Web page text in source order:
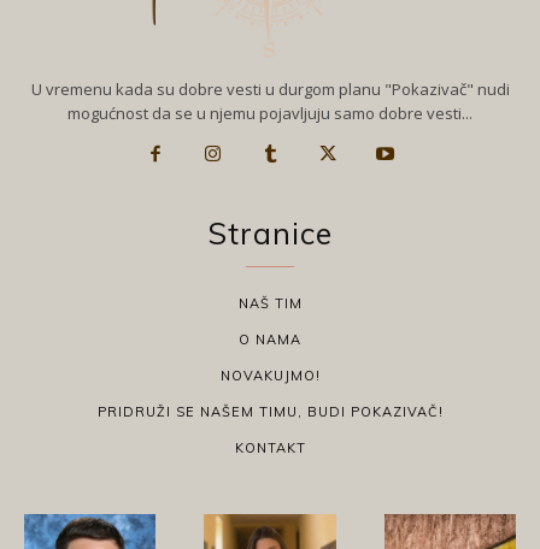
U vremenu kada su dobre vesti u durgom planu "Pokazivač" nudi
mogućnost da se u njemu pojavljuju samo dobre vesti...
Stranice
NAŠ TIM
O NAMA
NOVAKUJMO!
PRIDRUŽI SE NAŠEM TIMU, BUDI POKAZIVAČ!
KONTAKT